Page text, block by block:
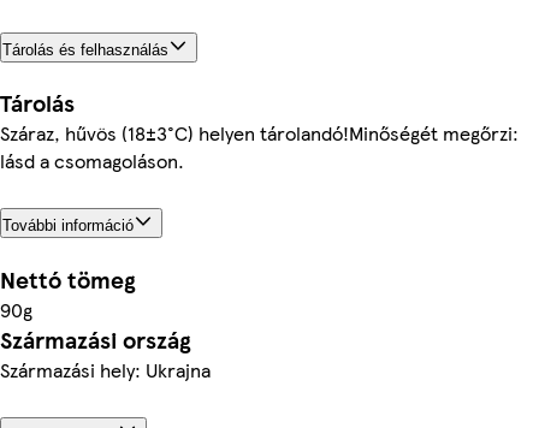
Tárolás és felhasználás
Tárolás
Száraz, hűvös (18±3°C) helyen tárolandó!Minőségét megőrzi:
lásd a csomagoláson.
További információ
Nettó tömeg
90g
Származási ország
Származási hely: Ukrajna